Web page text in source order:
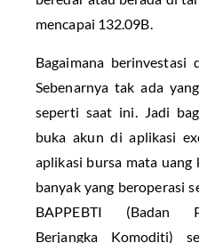
mencapai 132.09B.
Bagaimana berinvestasi
Sebenarnya tak ada
seperti saat ini. Jadi
buka akun di aplikasi
aplikasi bursa mata
banyak yang beroperasi
BAPPEBTI (Badan
Berjangka Komoditi)